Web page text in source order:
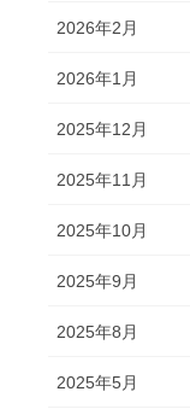
2026年2月
2026年1月
2025年12月
2025年11月
2025年10月
2025年9月
2025年8月
2025年5月